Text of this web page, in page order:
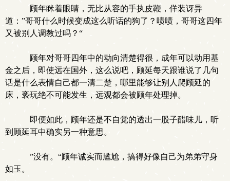
顾年眯着眼睛，无比从容的手执皮鞭，佯装讶异
道：”哥哥什么时候变成这么听话的狗了？啧啧，哥哥这四年
又被别人调教过吗？“
顾年对哥哥四年中的动向清楚得很，成年可以动用基
金之后，即使远在国外，这么说吧，顾延每天跟谁说了几句
话是什么表情自己都一清二楚，哪里能够让别人爬顾延的
床，亵玩绝不可能发生，远观都会被顾年处理掉。
即便如此，顾年还是不自觉的透出一股子醋味儿，听
到顾延耳中确实另一种意思。
”没有。“顾年诚实而尴尬，搞得好像自己为弟弟守身
如玉。